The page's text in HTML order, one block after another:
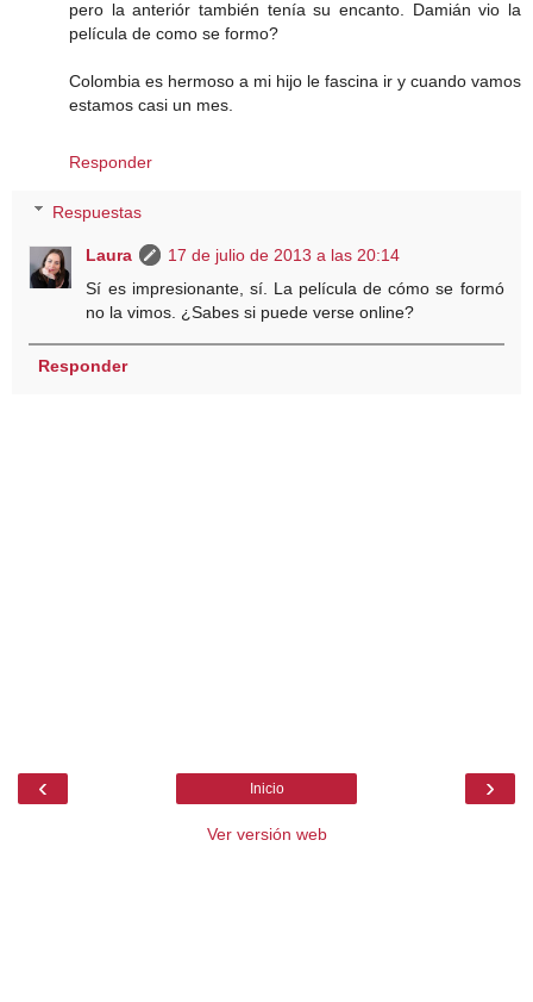
pero la anteriór también tenía su encanto. Damián vio la
película de como se formo?
Colombia es hermoso a mi hijo le fascina ir y cuando vamos
estamos casi un mes.
Responder
Respuestas
Laura
17 de julio de 2013 a las 20:14
Sí es impresionante, sí. La película de cómo se formó
no la vimos. ¿Sabes si puede verse online?
Responder
‹ ›
Inicio
Ver versión web